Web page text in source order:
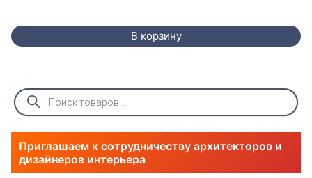
В корзину
Поиск
товаров
Приглашаем к сотрудничеству архитекторов и
дизайнеров интерьера